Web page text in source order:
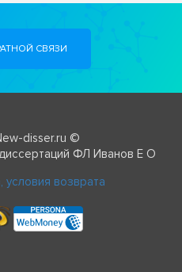
СВЯЗИ
disser.ru ©
ФЛ Иванов Е О
условия возврата